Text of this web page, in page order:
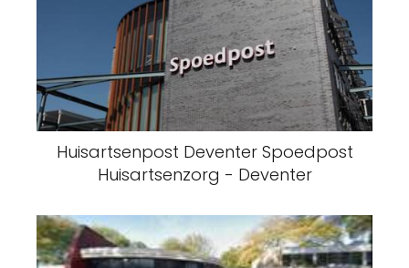
Huisartsenpost Deventer Spoedpost
Huisartsenzorg - Deventer